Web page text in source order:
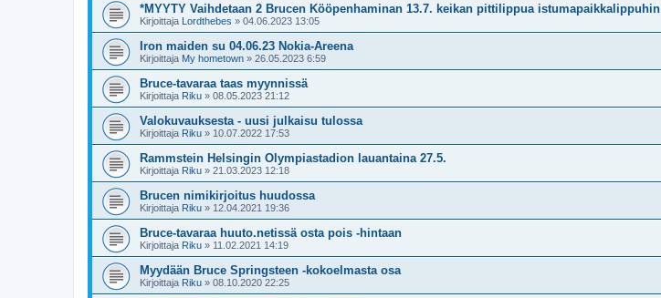
*MYYTY Vaihdetaan 2 Brucen Kööpenhaminan 13.7. keikan pittilippua istumapaikkalippuhin
Kirjoittaja Lordthebes » 04.06.2023 13:05
Iron maiden su 04.06.23 Nokia-Areena
Kirjoittaja My hometown » 26.05.2023 6:59
Bruce-tavaraa taas myynnissä
Kirjoittaja Riku » 08.05.2023 21:12
Valokuvauksesta - uusi julkaisu tulossa
Kirjoittaja Riku » 10.07.2022 17:53
Rammstein Helsingin Olympiastadion lauantaina 27.5.
Kirjoittaja Riku » 21.03.2023 12:18
Brucen nimikirjoitus huudossa
Kirjoittaja Riku » 12.04.2021 19:36
Bruce-tavaraa huuto.netissä osta pois -hintaan
Kirjoittaja Riku » 11.02.2021 14:19
Myydään Bruce Springsteen -kokoelmasta osa
Kirjoittaja Riku » 08.10.2020 22:25